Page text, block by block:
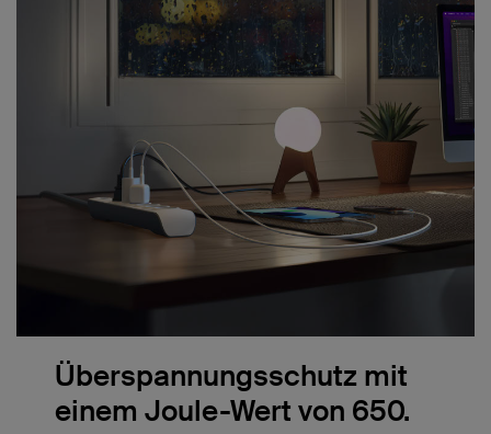
Überspannungsschutz mit
einem Joule-Wert von 650.